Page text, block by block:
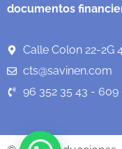
documentos
Calle Colon 22-2G
cts@savinen.com
96 352 35 43 - 609